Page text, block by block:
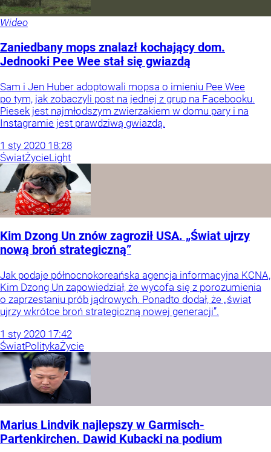
Wideo
Zaniedbany mops znalazł kochający dom.
Jednooki Pee Wee stał się gwiazdą
Sam i Jen Huber adoptowali mopsa o imieniu Pee Wee
po tym, jak zobaczyli post na jednej z grup na Facebooku.
Piesek jest najmłodszym zwierzakiem w domu pary i na
Instagramie jest prawdziwą gwiazdą.
1 sty 2020 18:28
ŚwiatŻycieLight
Kim Dzong Un znów zagroził USA. „Świat ujrzy
nową broń strategiczną”
Jak podaje północnokoreańska agencja informacyjna KCNA,
Kim Dzong Un zapowiedział, że wycofa się z porozumienia
o zaprzestaniu prób jądrowych. Ponadto dodał, że „świat
ujrzy wkrótce broń strategiczną nowej generacji”.
1 sty 2020 17:42
ŚwiatPolitykaŻycie
Marius Lindvik najlepszy w Garmisch-
Partenkirchen. Dawid Kubacki na podium